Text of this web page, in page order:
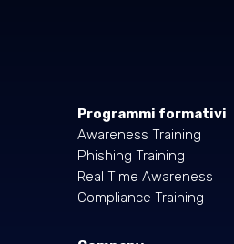
Programmi formativi
Awareness Training
Phishing Training
Real Time Awareness
Compliance Training